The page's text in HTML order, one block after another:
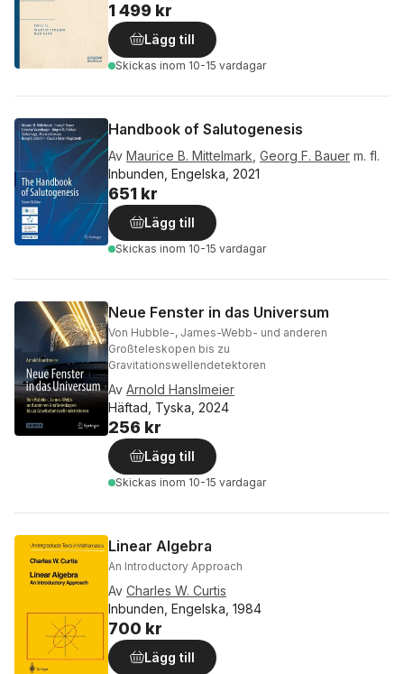
1 499 kr
Lägg till
Skickas inom 10-15 vardagar
Handbook of Salutogenesis
Av Maurice B. Mittelmark Georg F. Bauer m. fl.
Inbunden, Engelska, 2021
651 kr
Lägg till
Skickas inom 10-15 vardagar
Neue Fenster in das Universum
Von Hubble-, James-Webb- und anderen
Großteleskopen bis zu
Gravitationswellendetektoren
Av Arnold Hanslmeier
Häftad, Tyska, 2024
256 kr
Lägg till
Skickas inom 10-15 vardagar
Linear Algebra
An Introductory Approach
Av Charles W. Curtis
Inbunden, Engelska, 1984
700 kr
Lägg till